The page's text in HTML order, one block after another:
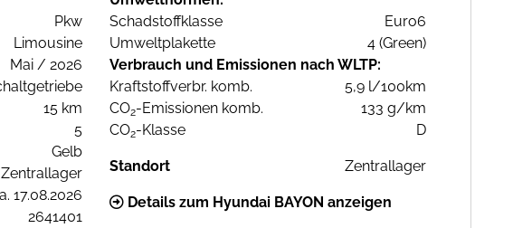
Pkw
Limousine
Mai / 2026
15 km
5
Gelb
Zentrallager
17.08.2026
2641401
Schadstoffklasse
Euro6
Umweltplakette
4 (Green)
Verbrauch und Emissionen nach WLTP:
Kraftstoffverbr. komb.
5,9 l/100km
CO2-Emissionen komb.
133 g/km
CO2-Klasse D
Standort Zentrallager
Details zum Hyundai BAYON anzeigen